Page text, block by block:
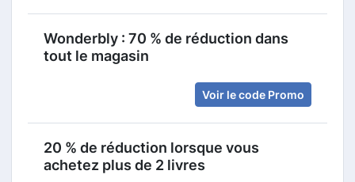
Wonderbly : 70 % de réduction dans
tout le magasin
Voir le code Promo
20 % de réduction lorsque vous
achetez plus de 2 livres